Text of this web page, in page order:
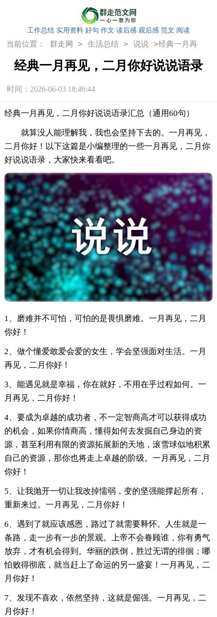
工作总结 实用资料 好句 作文 读后感 观后感 范文 阅读
当前位置： 群走网 > 生活总结 > 说说 >经典一月再
见，二月你好说说语录
经典一月再见，二月你好说说语录
时间：2026-06-03 18:46:44
经典一月再见，二月你好说说语录汇总（通用60句）
就算没人能理解我，我也会坚持下去的。一月再见，
二月你好！以下这篇是小编整理的一些一月再见，二月你
好说说语录，大家快来看看吧。
1、磨难并不可怕，可怕的是畏惧磨难。一月再见，二月
你好！
2、做个懂爱敢爱会爱的女生，学会坚强面对生活。一月
再见，二月你好！
3、能遇见就是幸福，你在就好，不用在乎过程如何。一
月再见，二月你好！
4、要成为卓越的成功者，不一定智商高才可以获得成功
的机会，如果你情商高，懂得如何去发掘自己身边的资
源，甚至利用有限的资源拓展新的天地，滚雪球似地积累
自己的资源，那你也将走上卓越的阶级。一月再见，二月
你好！
5、让我抛开一切让我改掉懦弱，变的坚强能撑起所有，
重新来过。一月再见，二月你好！
6、遇到了就应该感恩，路过了就需要释怀。人生就是一
条路，走一步有一步的景观。上帝不会眷顾谁，你有勇气
放弃，才有机会得到。华丽的跌倒，胜过无谓的徘徊；哪
怕败得彻底，就当赶上了命运的另一盛宴！一月再见，二
月你好！
7、发现不喜欢，依然坚持，这就是倔强。一月再见，二
月你好！